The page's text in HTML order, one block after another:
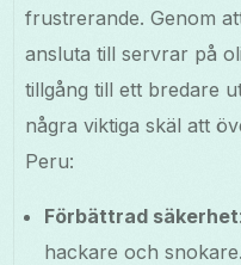
frustrerande. Genom
ansluta till servrar på
tillgång till ett bredare
några viktiga skäl att
Peru:
Förbättrad säkerhet
hackare och snokare.